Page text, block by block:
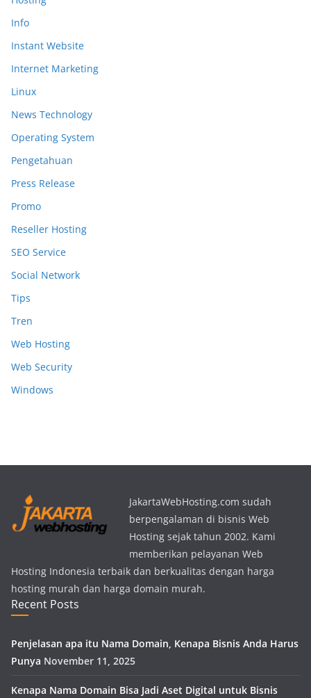
Info
Instant Website
Internet Marketing
Linux
News Technology
Operating System
Pengetahuan
Press Release
Promo
Reseller Hosting
SEO Service
Social Network
Tips
Tren
Web Hosting
Web Security
Windows
JakartaWebHosting.com sudah
berpengalaman di bisnis Web
Hosting sejak tahun 2002. Kami
memberikan pelayanan Web
Hosting Indonesia terbaik dan berkualitas dengan harga
hosting murah dan harga domain murah.
Recent Posts
Penjelasan apa itu Nama Domain, Kenapa Bisnis Anda Harus
Punya November 11, 2025
Kenapa Nama Domain Bisa Jadi Aset Digital untuk Bisnis